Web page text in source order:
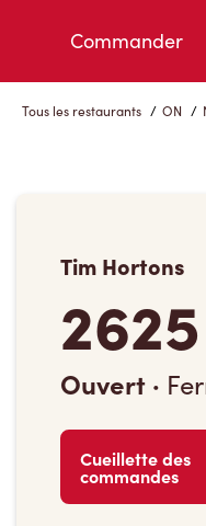
Commander
Tous les restaurants / ON /
Tim Hortons
Ouvert ·
Cueillette des
commandes